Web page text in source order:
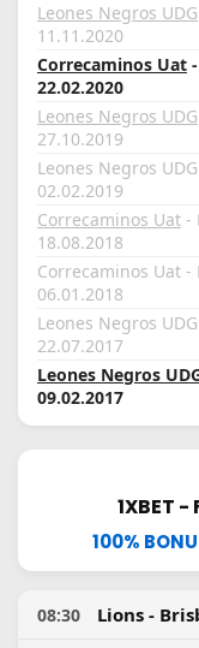
Leones Negros UDG
11.11.2020
Correcaminos Uat
22.02.2020
Leones Negros UDG
27.10.2019
Leones Negros
02.02.2019
Correcaminos Uat -
18.08.2018
Correcaminos Uat -
06.01.2018
Leones Negros
22.07.2017
Leones Negros
09.02.2017
1XBET
100%
08:30 Lions -